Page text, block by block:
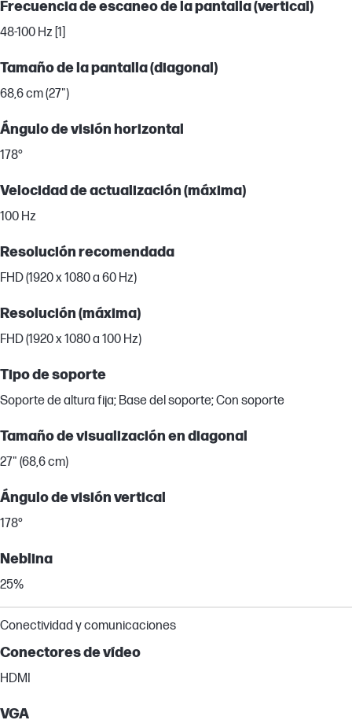
Frecuencia de escaneo de la pantalla (vertical)
48-100 Hz [1]
Tamaño de la pantalla (diagonal)
68,6 cm (27")
Ángulo de visión horizontal
178°
Velocidad de actualización (máxima)
100 Hz
Resolución recomendada
FHD (1920 x 1080 a 60 Hz)
Resolución (máxima)
FHD (1920 x 1080 a 100 Hz)
Tipo de soporte
Soporte de altura fija; Base del soporte; Con soporte
Tamaño de visualización en diagonal
27" (68,6 cm)
Ángulo de visión vertical
178°
Neblina
25%
Conectividad y comunicaciones
Conectores de vídeo
HDMI
VGA